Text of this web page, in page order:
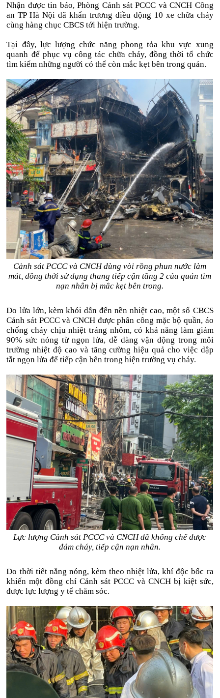
Nhận được tin báo, Phòng Cảnh sát PCCC và CNCH Công
an TP Hà Nội đã khẩn trương điều động 10 xe chữa cháy
cùng hàng chục CBCS tới hiện trường.
Tại đây, lực lượng chức năng phong tỏa khu vực xung
quanh để phục vụ công tác chữa cháy, đồng thời tổ chức
tìm kiếm những người có thể còn mắc kẹt bên trong quán.
Cảnh sát PCCC và CNCH dùng vòi rồng phun nước làm
mát, đồng thời sử dụng thang tiếp cận tầng 2 của quán tìm
nạn nhân bị mắc kẹt bên trong.
Do lửa lớn, kèm khói dẫn đến nền nhiệt cao, một số CBCS
Cảnh sát PCCC và CNCH được phân công mặc bộ quần, áo
chống cháy chịu nhiệt tráng nhôm, có khả năng làm giảm
90% sức nóng từ ngọn lửa, dễ dàng vận động trong môi
trường nhiệt độ cao và tăng cường hiệu quả cho việc dập
tắt ngọn lửa để tiếp cận bên trong hiện trường vụ cháy.
Lực lượng Cảnh sát PCCC và CNCH đã khống chế được
đám cháy, tiếp cận nạn nhân.
Do thời tiết nắng nóng, kèm theo nhiệt lửa, khí độc bốc ra
khiến một đồng chí Cảnh sát PCCC và CNCH bị kiệt sức,
được lực lượng y tế chăm sóc.